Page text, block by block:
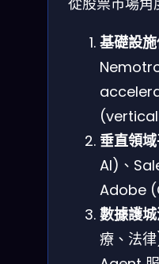
基礎設
垂直領
AI)、
Adobe
數據護
療、法